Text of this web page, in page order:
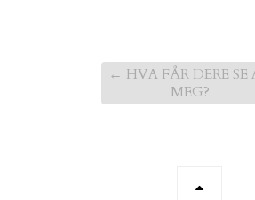
← HVA FÅR DERE SE
MEG?